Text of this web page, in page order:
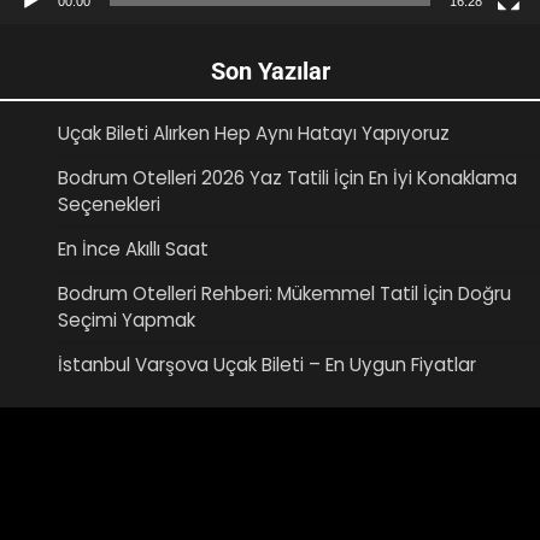
Son Yazılar
Uçak Bileti Alırken Hep Aynı Hatayı Yapıyoruz
Bodrum Otelleri 2026 Yaz Tatili İçin En İyi Konaklama
Seçenekleri
En İnce Akıllı Saat
Bodrum Otelleri Rehberi: Mükemmel Tatil İçin Doğru
Seçimi Yapmak
İstanbul Varşova Uçak Bileti – En Uygun Fiyatlar